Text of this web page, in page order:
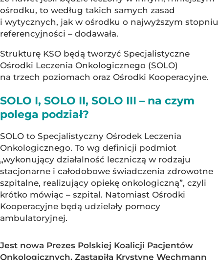
ośrodku, to według takich samych zasad
i wytycznych, jak w ośrodku o najwyższym stopniu
referencyjności – dodawała.
Strukturę KSO będą tworzyć Specjalistyczne
Ośrodki Leczenia Onkologicznego (SOLO)
na trzech poziomach oraz Ośrodki Kooperacyjne.
SOLO I, SOLO II, SOLO III – na czym
polega podział?
SOLO to Specjalistyczny Ośrodek Leczenia
Onkologicznego. To wg definicji podmiot
„wykonujący działalność leczniczą w rodzaju
stacjonarne i całodobowe świadczenia zdrowotne
szpitalne, realizujący opiekę onkologiczną”, czyli
krótko mówiąc – szpital. Natomiast Ośrodki
Kooperacyjne będą udzielały pomocy
ambulatoryjnej.
Jest nowa Prezes Polskiej Koalicji Pacjentów
Onkologicznych. Zastąpiła Krystynę Wechmann